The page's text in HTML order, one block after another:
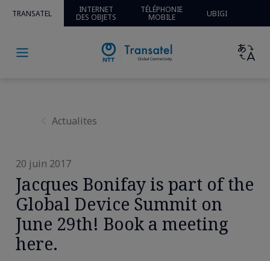
TRANSATEL INTERNET
DES OBJETS
TÉLÉPHONIE
MOBILE UBIGI
Actualités» » Jacques Bonifay is part of the Global
Device Summit on June 29th! Book a meeting here.
Actualites
20 juin 2017
Jacques Bonifay is part of the
Global Device Summit on
June 29th! Book a meeting
here.